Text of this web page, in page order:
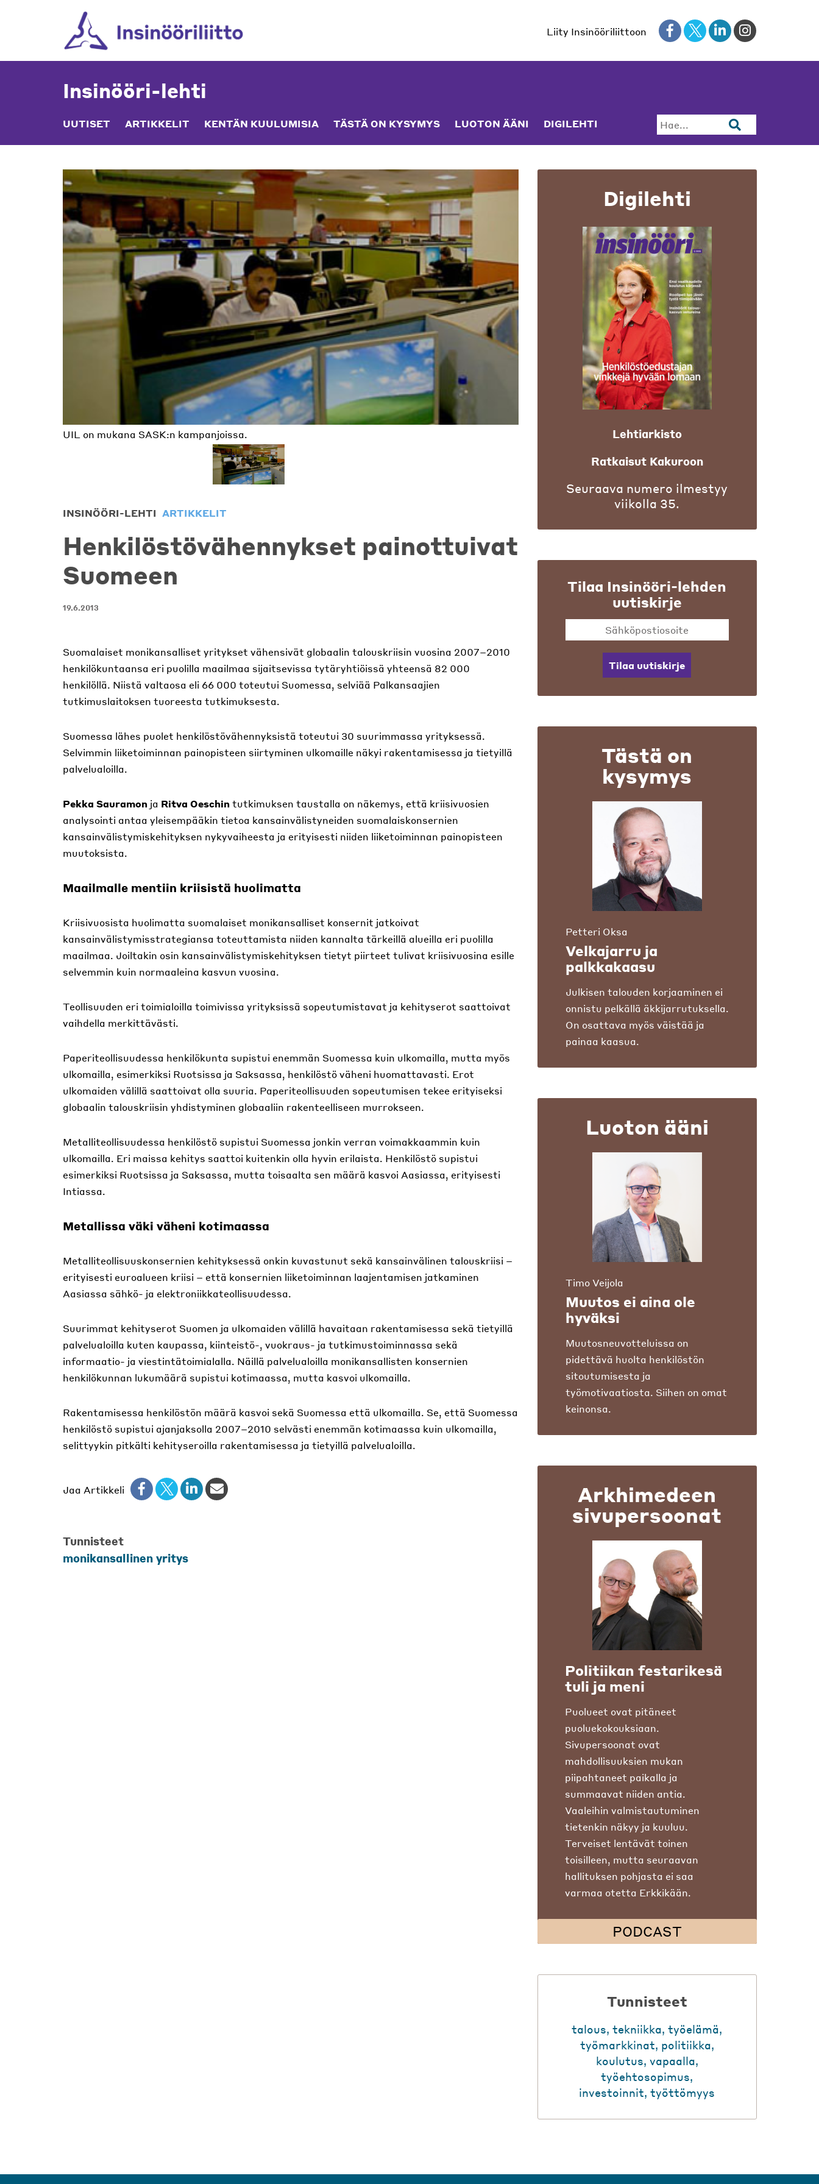
Liity Insinööriliittoon
Insinööri-lehti
UUTISET ARTIKKELIT KENTÄN KUULUMISIA TÄSTÄ ON KYSYMYS LUOTON ÄÄNI DIGILEHTI Hae...
UIL on mukana SASK:n kampanjoissa.
Järjestäytymistä tuetaan monikansallisissa yrityksissä Etelä-Aasiassa.
INSINÖÖRI-LEHTI ARTIKKELIT
Henkilöstövähennykset painottuivat
Suomeen
19.6.2013
Suomalaiset monikansalliset yritykset vähensivät globaalin talouskriisin vuosina 2007–2010
henkilökuntaansa eri puolilla maailmaa sijaitsevissa tytäryhtiöissä yhteensä 82 000
henkilöllä. Niistä valtaosa eli 66 000 toteutui Suomessa, selviää Palkansaajien
tutkimuslaitoksen tuoreesta tutkimuksesta.
Suomessa lähes puolet henkilöstövähennyksistä toteutui 30 suurimmassa yrityksessä.
Selvimmin liiketoiminnan painopisteen siirtyminen ulkomaille näkyi rakentamisessa ja tietyillä
palvelualoilla.
Pekka Sauramon ja Ritva Oeschintutkimuksen taustalla on näkemys, että kriisivuosien
analysointi antaa yleisempääkin tietoa kansainvälistyneiden suomalaiskonsernien
kansainvälistymiskehityksen nykyvaiheesta ja erityisesti niiden liiketoiminnan painopisteen
muutoksista.
Maailmalle mentiin kriisistä huolimatta
Kriisivuosista huolimatta suomalaiset monikansalliset konsernit jatkoivat
kansainvälistymisstrategiansa toteuttamista niiden kannalta tärkeillä alueilla eri puolilla
maailmaa. Joiltakin osin kansainvälistymiskehityksen tietyt piirteet tulivat kriisivuosina esille
selvemmin kuin normaaleina kasvun vuosina.
Teollisuuden eri toimialoilla toimivissa yrityksissä sopeutumistavat ja kehityserot saattoivat
vaihdella merkittävästi.
Paperiteollisuudessa henkilökunta supistui enemmän Suomessa kuin ulkomailla, mutta myös
ulkomailla, esimerkiksi Ruotsissa ja Saksassa, henkilöstö väheni huomattavasti. Erot
ulkomaiden välillä saattoivat olla suuria. Paperiteollisuuden sopeutumisen tekee erityiseksi
globaalin talouskriisin yhdistyminen globaaliin rakenteelliseen murrokseen.
Metalliteollisuudessa henkilöstö supistui Suomessa jonkin verran voimakkaammin kuin
ulkomailla. Eri maissa kehitys saattoi kuitenkin olla hyvin erilaista. Henkilöstö supistui
esimerkiksi Ruotsissa ja Saksassa, mutta toisaalta sen määrä kasvoi Aasiassa, erityisesti
Intiassa.
Metallissa väki väheni kotimaassa
Metalliteollisuuskonsernien kehityksessä onkin kuvastunut sekä kansainvälinen talouskriisi –
erityisesti euroalueen kriisi – että konsernien liiketoiminnan laajentamisen jatkaminen
Aasiassa sähkö- ja elektroniikkateollisuudessa.
Suurimmat kehityserot Suomen ja ulkomaiden välillä havaitaan rakentamisessa sekä tietyillä
palvelualoilla kuten kaupassa, kiinteistö-, vuokraus- ja tutkimustoiminnassa sekä
informaatio- ja viestintätoimialalla. Näillä palvelualoilla monikansallisten konsernien
henkilökunnan lukumäärä supistui kotimaassa, mutta kasvoi ulkomailla.
Rakentamisessa henkilöstön määrä kasvoi sekä Suomessa että ulkomailla. Se, että Suomessa
henkilöstö supistui ajanjaksolla 2007–2010 selvästi enemmän kotimaassa kuin ulkomailla,
selittyykin pitkälti kehityseroilla rakentamisessa ja tietyillä palvelualoilla.
Jaa Artikkeli
Tunnisteet
monikansallinen yritys
Digilehti
Lehtiarkisto
Ratkaisut Kakuroon
Seuraava numero ilmestyy
viikolla 35.
Tilaa Insinööri-lehden
uutiskirje
Tilaa uutiskirje
Tästä on
kysymys
Petteri Oksa
Velkajarru ja
palkkakaasu
Julkisen talouden korjaaminen ei
onnistu pelkällä äkkijarrutuksella.
On osattava myös väistää ja
painaa kaasua.
Luoton ääni
Timo Veijola
Muutos ei aina ole
hyväksi
Muutosneuvotteluissa on
pidettävä huolta henkilöstön
sitoutumisesta ja
työmotivaatiosta. Siihen on omat
keinonsa.
Arkhimedeen
sivupersoonat
Politiikan festarikesä
tuli ja meni
Puolueet ovat pitäneet
puoluekokouksiaan.
Sivupersoonat ovat
mahdollisuuksien mukan
piipahtaneet paikalla ja
summaavat niiden antia.
Vaaleihin valmistautuminen
tietenkin näkyy ja kuuluu.
Terveiset lentävät toinen
toisilleen, mutta seuraavan
hallituksen pohjasta ei saa
varmaa otetta Erkkikään.
PODCAST
Tunnisteet
talous,tekniikka,työelämä,
työmarkkinat, politiikka,
koulutus, vapaalla,
työehtosopimus,
investoinnit,työttömyys